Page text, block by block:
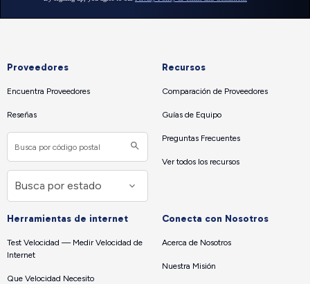
Proveedores
Encuentra Proveedores
Reseñas
Recursos
Comparación de Proveedores
Guías de Equipo
Preguntas Frecuentes
Ver todos los recursos
Herramientas de internet
Test Velocidad — Medir Velocidad de
Internet
Que Velocidad Necesito
Conecta con Nosotros
Acerca de Nosotros
Nuestra Misión